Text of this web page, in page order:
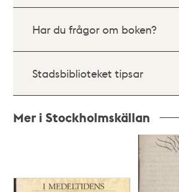
Har du frågor om boken?
Stadsbiblioteket tipsar
Mer i Stockholmskällan